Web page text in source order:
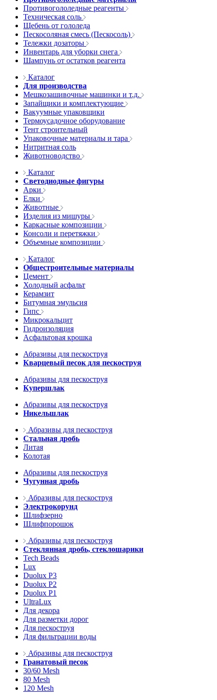
Противогололедные реагенты
Техническая соль
Щебень от гололеда
Пескосоляная смесь (Пескосоль)
Тележки дозаторы
Инвентарь для уборки снега
Шампунь от остатков реагента
Каталог
Для производства
Мешкозашивочные машинки и т.д.
Запайщики и комплектующие
Вакуумные упаковщики
Термоусадочное оборудование
Тент строительный
Упаковочные материалы и тара
Нитритная соль
Животноводство
Каталог
Светодиодные фигуры
Арки
Елки
Животные
Изделия из мишуры
Каркасные композиции
Консоли и перетяжки
Объемные композиции
Каталог
Общестроительные материалы
Цемент
Холодный асфальт
Керамзит
Битумная эмульсия
Гипс
Микрокальцит
Гидроизоляция
Асфальтовая крошка
Абразивы для пескоструя
Кварцевый песок для пескоструя
Абразивы для пескоструя
Купершлак
Абразивы для пескоструя
Никельшлак
Абразивы для пескоструя
Стальная дробь
Литая
Колотая
Абразивы для пескоструя
Чугунная дробь
Абразивы для пескоструя
Электрокорунд
Шлифзерно
Шлифпорошок
Абразивы для пескоструя
Стеклянная дробь, стеклошарики
Tech Beads
Lux
Duolux P3
Duolux P2
Duolux P1
UltraLux
Для декора
Для разметки дорог
Для пескоструя
Для фильтрации воды
Абразивы для пескоструя
Гранатовый песок
30/60 Mesh
80 Mesh
120 Mesh